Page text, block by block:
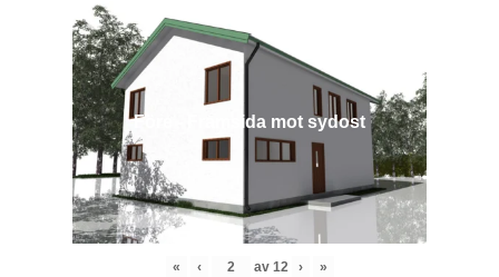
Före - Framsida mot sydost
« ‹ av 12 › »